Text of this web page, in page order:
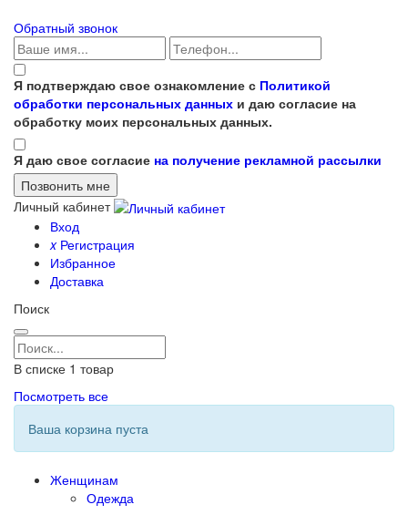
Обратный звонок
Я подтверждаю свое ознакомление с Политикой
обработки персональных данных и даю согласие на
обработку моих персональных данных.
Я даю свое согласие на получение рекламной рассылки
Личный кабинет
Вход
xРегистрация
Избранное
Доставка
Поиск
В списке 1 товар
Посмотреть все
Ваша корзина пуста
Женщинам
Одежда